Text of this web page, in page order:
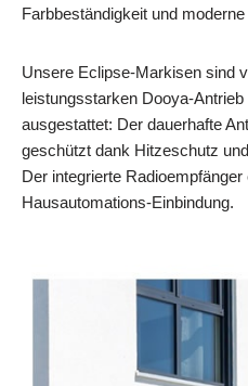
Farbbeständigkeit und moderne
Unsere Eclipse-Markisen sind
leistungsstarken Dooya-
ausgestattet: Der dauerhafte
geschützt dank Hitzeschutz
Der integrierte
Hausautomations-Einbindung.